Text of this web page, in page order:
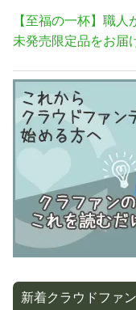
ナ
ビ
ゲ
ー
シ
ョ
ン
記
事:
次
の
事:
【至福の一杯】職
未発売限定品をお届
新着クラウドファ